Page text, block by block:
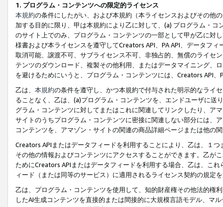
1. プログラム・コンテンツへの限定的ライセンス
本規約の条件にしたがい、および本規約（本ライセンスおよびその他
加する目的に限り、甲は本規約により乙に対して、(a) プログラム・
のサイト上でのみ、プログラム・コンテンツの一部として甲が乙に対
様書および本ライセンスを遵守してCreators API、PA API、データフ
取消可能、譲渡不可、サブライセンス不可、非独占的、無償のライセ
テンツのダウンロード、複製その他利用、またはデータマイニング、
を避けるためにいうと、プログラム・コンテンツには、Creators API
乙は、 本規約の条件を遵守し、かつ本規約で付与された明示的なライ
ることなく、乙は、(a)プログラム・コンテンツを、エンドユーザに
グラム・コンテンツに対してまたはこれに関連してリンクしたり、ア
サイトのうちプログラム・コンテンツに密接に関連しない部分には、
コンテンツを、アマゾン・サイトの関連の商品詳細ページまたは他の
Creators APIまたはデータフィードを利用することにより、乙は、１
その他の情報およびコンテンツにアクセスすることができます。乙が
ためにCreators APIまたはデータフィードを利用する場合、乙は、こ
ィード（または同等のサービス）に適用されるライセンス契約の規定
乙は、プログラム・コンテンツを使用して、知的財産権その他法的権
したAI生成コンテンツを直接的または間接的に大規模言語モデル、マ